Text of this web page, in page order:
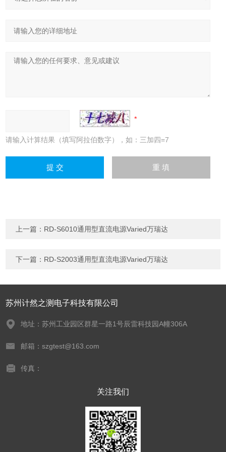
请输入计算结果（填写阿拉伯数字），如：三加四=7
上一篇： RD-S6010通用型直流电源Varied万瑞达
下一篇： RD-S2003通用型直流电源Varied万瑞达
苏州计然之测电子科技有限公司
地址：苏州工业园区群星一路1号辰雷科技园A幢306A
邮箱：szgtest@163.com
传真：
关注我们